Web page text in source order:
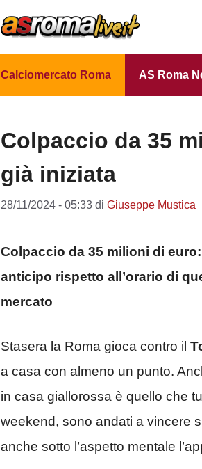
Calciomercato Roma AS Roma
Colpaccio da 35
già iniziata
28/11/2024 - 05:33 di Giuseppe Mustica
Colpaccio da 35 milioni di
anticipo rispetto all’orario di
mercato
Stasera la Roma gioca contro il
a casa con almeno un punto.
in casa giallorossa è quello che
weekend, sono andati a vincere
anche sotto l’aspetto mentale